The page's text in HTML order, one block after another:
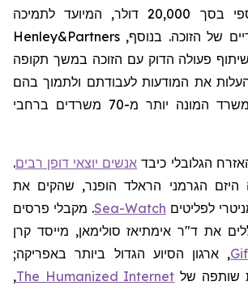
הגלובלי, ופרס כספי בסך 20,000 דולר, המיועד לתמיכה
של הזוכה. בנוסף, Henley&Partners
פעולה הדוק עם הזוכה במשך תקופה
את המודעות לעבודתם ולתמוך בהם
באמצעות רשת המשרד המונה יותר מ-70 משרדים ברחבי
הגלובלי כיבד אנשים יוצאי דופן רבים.
היזם הגרמני הראלד הופנר, שהקים את
לפליטים Sea-Watch. מקבלי פרסים
את ד"ר אימתיאזסולימאן, מייסד קרן
, ארגון הסיוע הגדול ביותר באפריקה;
שותפה של The Humanized Internet
,